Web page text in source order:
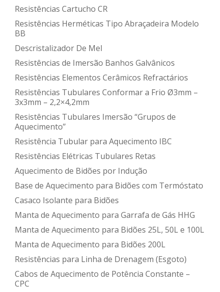
Resistências Cartucho CR
Resistências Herméticas Tipo Abraçadeira Modelo
BB
Descristalizador De Mel
Resistências de Imersão Banhos Galvânicos
Resistências Elementos Cerâmicos Refractários
Resistências Tubulares Conformar a Frio Ø3mm –
3x3mm – 2,2×4,2mm
Resistências Tubulares Imersão “Grupos de
Aquecimento”
Resistência Tubular para Aquecimento IBC
Resistências Elétricas Tubulares Retas
Aquecimento de Bidões por Indução
Base de Aquecimento para Bidões com Termóstato
Casaco Isolante para Bidões
Manta de Aquecimento para Garrafa de Gás HHG
Manta de Aquecimento para Bidões 25L, 50L e 100L
Manta de Aquecimento para Bidões 200L
Resistências para Linha de Drenagem (Esgoto)
Cabos de Aquecimento de Potência Constante –
CPC